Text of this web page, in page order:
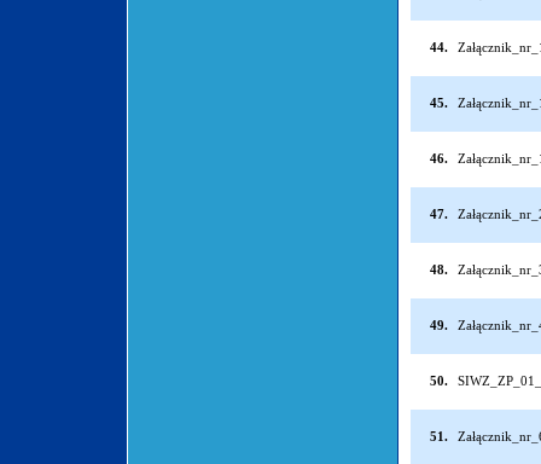
44.
45.
46.
47.
48.
49.
50.
51.